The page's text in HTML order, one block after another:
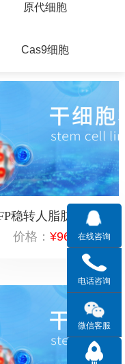
原代细胞
Cas9细胞
GFP稳转人脂肪间充质干细胞（P4代）5×10^6
价格： ¥9600在线咨询
电话咨询
微信客服